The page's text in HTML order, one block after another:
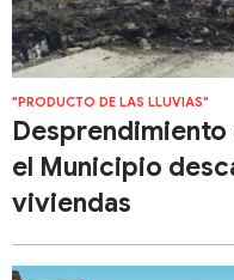
"PRODUCTO DE LAS LLUVIAS"
el Municipio
viviendas